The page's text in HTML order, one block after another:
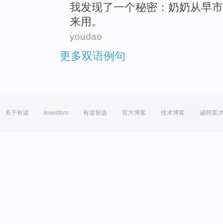
我发现了一个秘密 ： 奶奶从早
来用。
youdao
更多双语例句
关于有道 Investors 有道智选 官方博客 技术博客 诚聘英才